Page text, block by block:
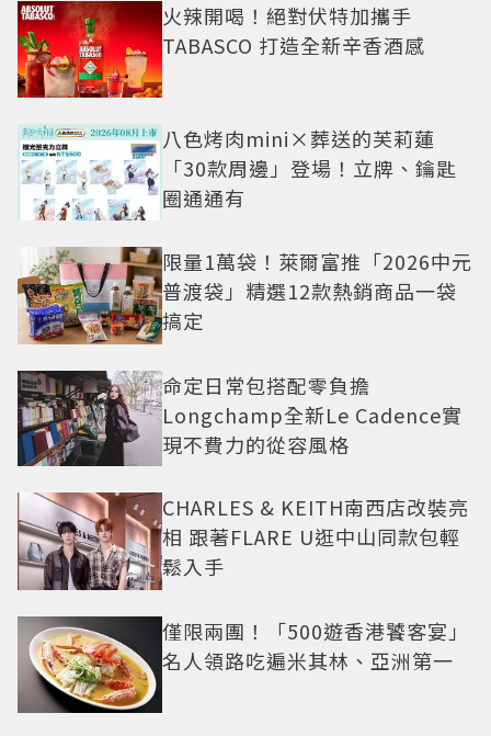
火辣開喝！絕對伏特加攜手
TABASCO 打造全新辛香酒感
八色烤肉mini×葬送的芙莉蓮
「30款周邊」登場！立牌、鑰匙
圈通通有
限量1萬袋！萊爾富推「2026中元
普渡袋」精選12款熱銷商品一袋
搞定
命定日常包搭配零負擔
Longchamp全新Le Cadence實
現不費力的從容風格
CHARLES & KEITH南西店改裝亮
相 跟著FLARE U逛中山同款包輕
鬆入手
僅限兩團！「500遊香港饕客宴」
名人領路吃遍米其林、亞洲第一